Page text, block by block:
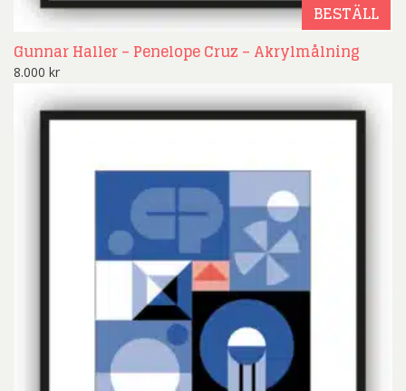
BESTÄLL
Gunnar Haller – Penelope Cruz – Akrylmålning
8.000 kr